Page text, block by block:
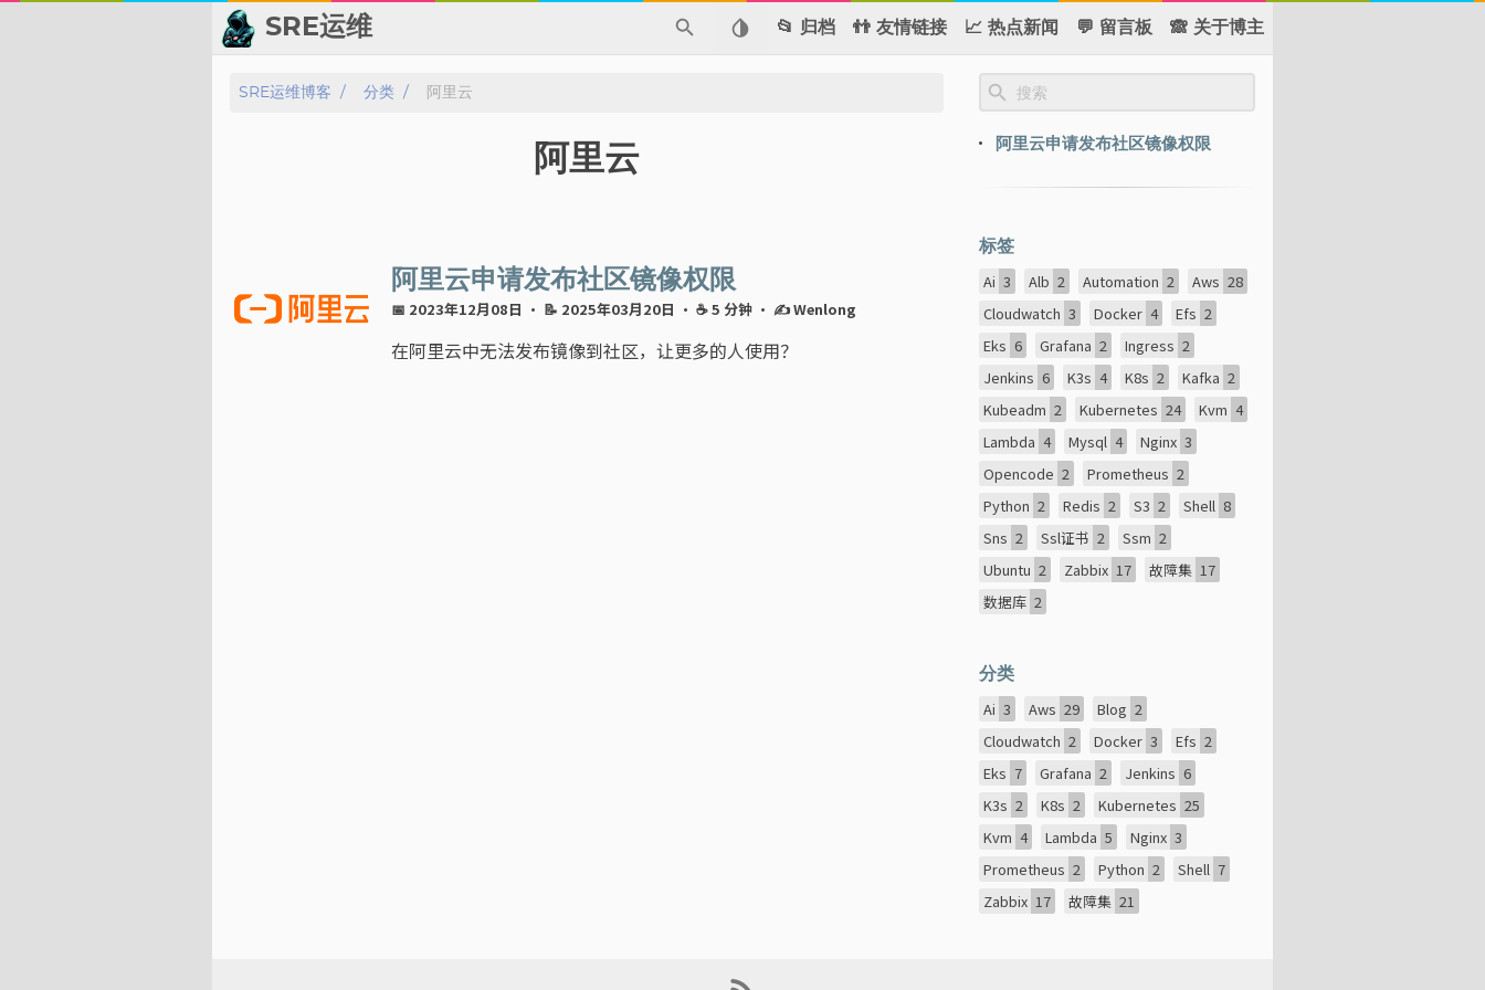
SRE运维
📂 归档
🙈 关于博主
📂 归档 👬 友情链接 📈 热点新闻 💬 留言板 🙈 关于博主
SRE运维博客 分类 阿里云
阿里云
阿里云申请发布社区镜像权限
📅 2023年12月08日 · 📝 2025年03月20日 · ☕ 5 分钟 · ✍ Wenlong
在阿里云中无法发布镜像到社区，让更多的人使用？
阿里云申请发布社区镜像权限
标签
Ai 3 Alb 2 Automation 2 Aws 28
Cloudwatch 3 Docker 4 Efs 2
Eks 6 Grafana 2 Ingress 2
Jenkins 6 K3s 4 K8s 2 Kafka 2
Kubeadm 2 Kubernetes 24 Kvm 4
Lambda 4 Mysql 4 Nginx 3
Opencode 2 Prometheus 2
Python 2 Redis 2 S3 2 Shell 8
Sns 2 Ssl证书 2 Ssm 2
Ubuntu 2 Zabbix 17 故障集 17
数据库 2
分类
Ai 3 Aws 29 Blog 2
Cloudwatch 2 Docker 3 Efs 2
Eks 7 Grafana 2 Jenkins 6
K3s 2 K8s 2 Kubernetes 25
Kvm 4 Lambda 5 Nginx 3
Prometheus 2 Python 2 Shell 7
Zabbix 17 故障集 21